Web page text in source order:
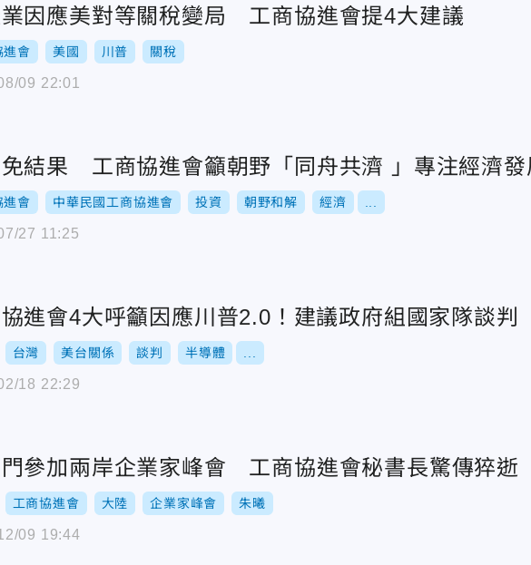
因應美對等關稅變局 工商協進會提4大建議
進會 美國 川普 關稅
09 22:01
結果 工商協進會籲朝野「同舟共濟 」專注經濟發
進會 中華民國工商協進會 投資 朝野和解 經濟
27 11:25
進會4大呼籲因應川普2.0！建議政府組國家隊談判
台灣 美台關係 談判 半導體
18 22:29
參加兩岸企業家峰會 工商協進會秘書長驚傳猝逝
工商協進會 大陸 企業家峰會 朱曦
09 19:44